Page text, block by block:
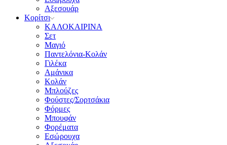
Αξεσουάρ
Κορίτσι
ΚΑΛΟΚΑΙΡΙΝΑ
Σετ
Μαγιό
Παντελόνια-Κολάν
Γιλέκα
Αμάνικα
Κολάν
Μπλούζες
Φούστες/Σορτσάκια
Φόρμες
Μπουφάν
Φορέματα
Εσώρουχα